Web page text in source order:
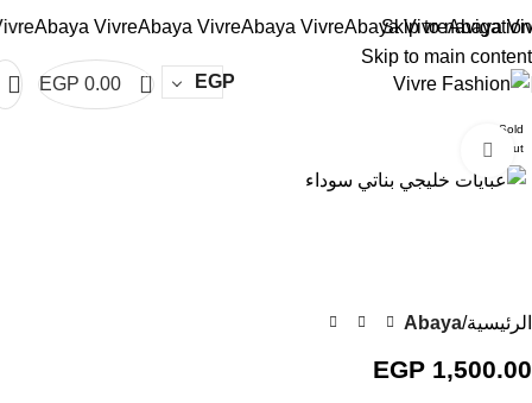
Skip to navigation
Skip to main content
Abaya VivreAbaya VivreAbaya VivreAbaya VivreAbaya Vivre
EGP
0
EGP 0.00
Sold
out
الرئيسية Abaya
EGP 1,500.00